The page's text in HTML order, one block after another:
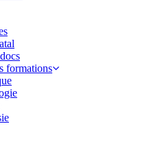
formations